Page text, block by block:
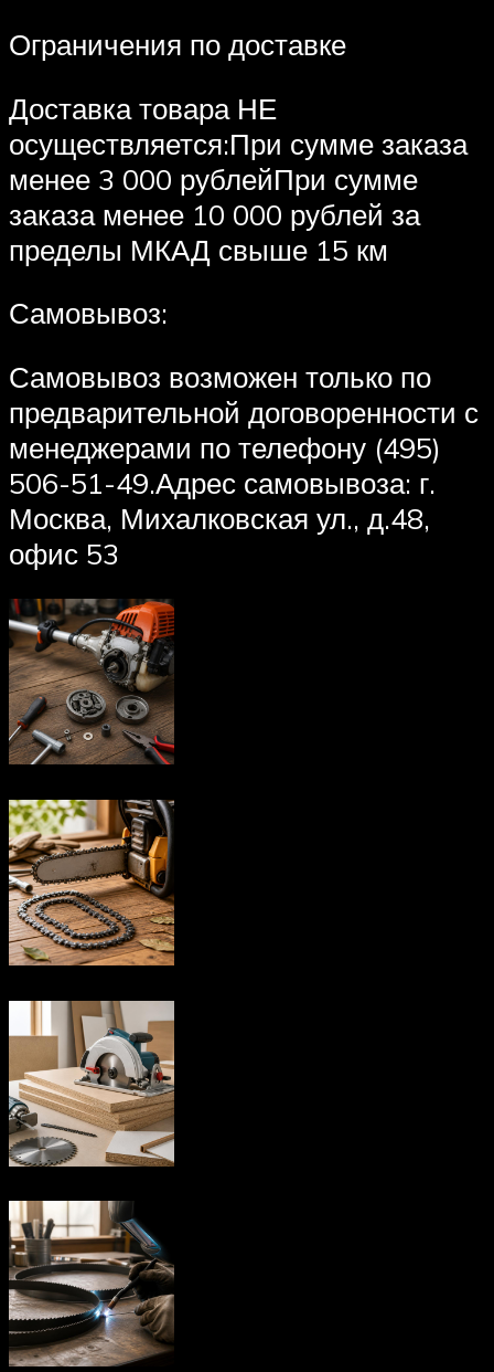
Ограничения по доставке
Доставка товара НЕ
осуществляется:При сумме заказа
менее 3 000 рублейПри сумме
заказа менее 10 000 рублей за
пределы МКАД свыше 15 км
Самовывоз:
Самовывоз возможен только по
предварительной договоренности с
менеджерами по телефону (495)
506-51-49.Адрес самовывоза: г.
Москва, Михалковская ул., д.48,
офис 53